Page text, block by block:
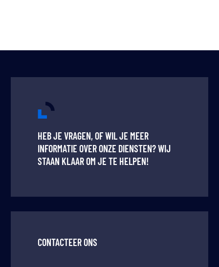
HEB JE VRAGEN, OF WIL JE MEER
INFORMATIE OVER ONZE DIENSTEN? WIJ
STAAN KLAAR OM JE TE HELPEN!
CONTACTEER ONS